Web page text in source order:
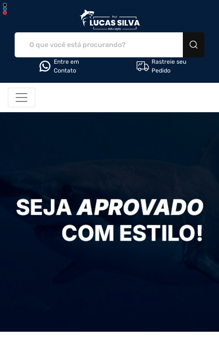
Entre em
Contato
Rastreie seu
Pedido